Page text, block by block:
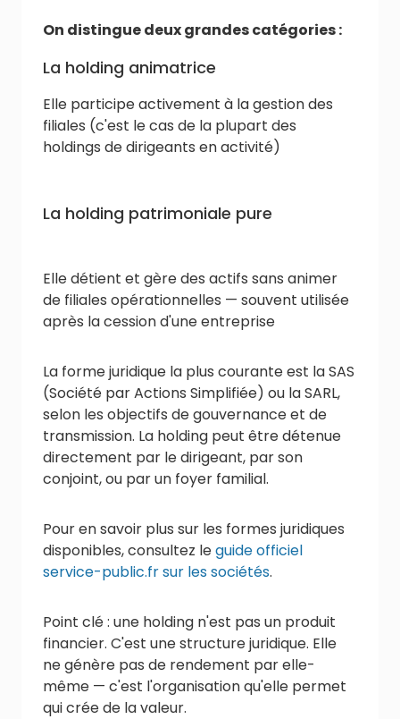
On distingue deux grandes catégories :
La holding animatrice
Elle participe activement à la gestion des
filiales (c'est le cas de la plupart des
holdings de dirigeants en activité)
La holding patrimoniale pure
Elle détient et gère des actifs sans animer
de filiales opérationnelles — souvent utilisée
après la cession d'une entreprise
La forme juridique la plus courante est la SAS
(Société par Actions Simplifiée) ou la SARL,
selon les objectifs de gouvernance et de
transmission. La holding peut être détenue
directement par le dirigeant, par son
conjoint, ou par un foyer familial.
Pour en savoir plus sur les formes juridiques
disponibles, consultez leguide officiel
service-public.fr sur les sociétés.
Point clé : une holding n'est pas un produit
financier. C'est une structure juridique. Elle
ne génère pas de rendement par elle-
même — c'est l'organisation qu'elle permet
qui crée de la valeur.